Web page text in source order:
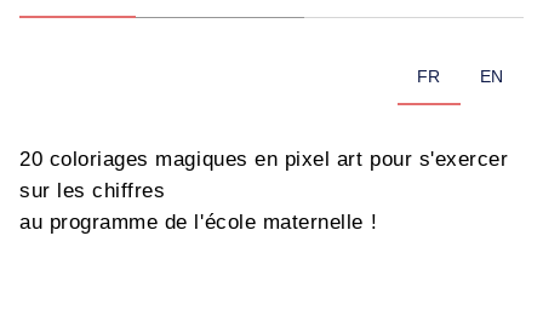
FR EN
20 coloriages magiques en pixel art pour s'exercer
sur les chiffres
au programme de l'école maternelle !